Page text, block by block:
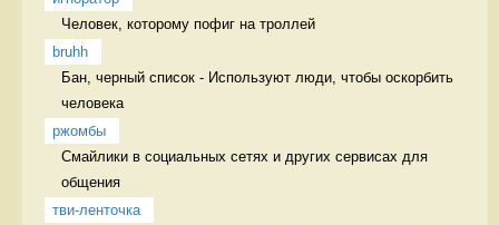
Человек, которому пофиг на троллей
bruhh
Бан, черный список - Используют люди, чтобы оскорбить
человека
ржомбы
Смайлики в социальных сетях и других сервисах для
общения
тви-ленточка